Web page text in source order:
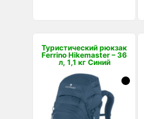
Туристический рюкзак
Ferrino Hikemaster – 36
л, 1,1 кг Синий